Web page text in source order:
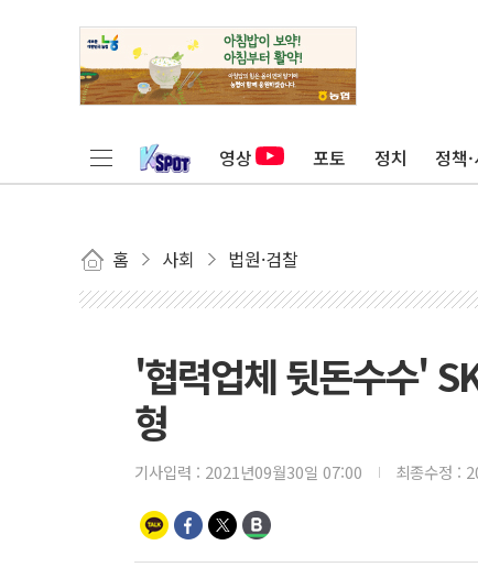
영상 포토 정치 정책
홈 사회 법원·검찰
'협력업체 뒷돈수수'
형
기사입력 : 2021년09월30일 07:00 최종수정 :